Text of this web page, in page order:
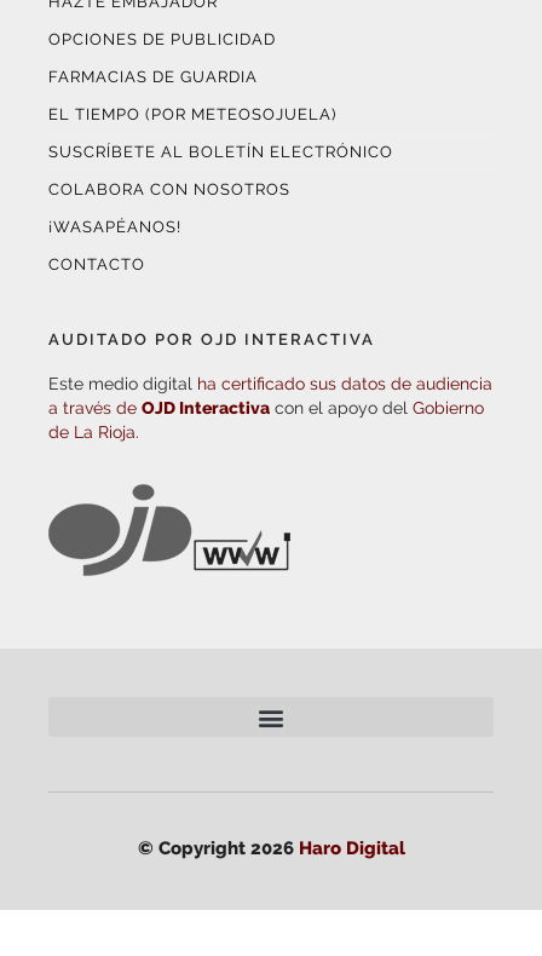
OPCIONES DE PUBLICIDAD
FARMACIAS DE GUARDIA
EL TIEMPO (POR METEOSOJUELA)
SUSCRÍBETE AL BOLETÍN ELECTRÓNICO
COLABORA CON NOSOTROS
¡WASAPÉANOS!
CONTACTO
AUDITADO POR OJD INTERACTIVA
Este medio digital ha certificado sus datos de audiencia
a través de OJD Interactiva con el apoyo del Gobierno
de La Rioja.
© Copyright 2026 Haro Digital